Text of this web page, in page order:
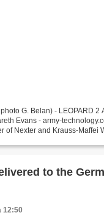
G. Belan) - LEOPARD 2
Evans - army-
of Nexter and Krauss-Maffei
to the
12:50